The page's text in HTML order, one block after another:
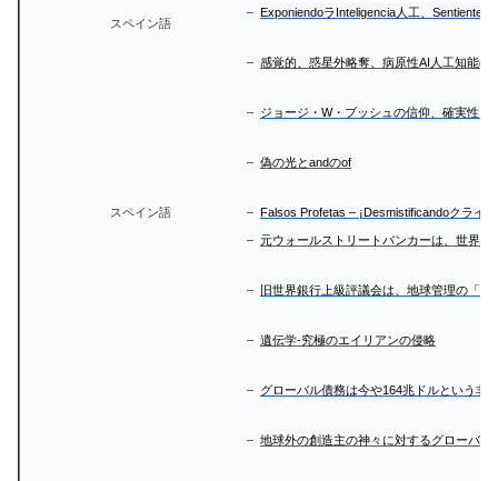
スペイン語
– ExponiendoラInteligencia人工、Sentiente
– 感覚的、惑星外略奪、病原性AI人工知能の
– ジョージ・W・ブッシュの信仰、確実性、
– 偽の光とandのof
スペイン語 – Falsos Profetas – ¡Desmistificandoクライ
– 元ウォールストリートバンカーは、世界
– 旧世界銀行上級評議会は、地球管理の「
– 遺伝学-究極のエイリアンの侵略
– グローバル債務は今や164兆ドルという非
– 地球外の創造主の神々に対するグローバル